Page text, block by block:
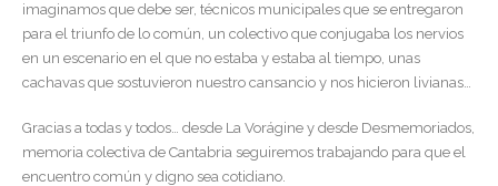
imaginamos que debe ser, técnicos municipales que se entregaron
para el triunfo de lo común, un colectivo que conjugaba los nervios
en un escenario en el que no estaba y estaba al tiempo, unas
cachavas que sostuvieron nuestro cansancio y nos hicieron livianas…
Gracias a todas y todos… desde La Vorágine y desde Desmemoriados,
memoria colectiva de Cantabria seguiremos trabajando para que el
encuentro común y digno sea cotidiano.